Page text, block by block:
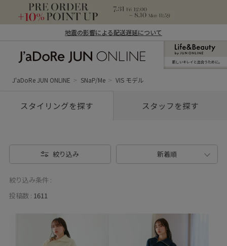
地震の影響による配送遅延について
ン オンライン）
新しいキレイと出合うために。
J'aDoRe JUN ONLINE SNaP/Me VIS モデル
スタイリングを探す スタッフを探す
絞り込み 新着順
絞り込み条件 :
投稿数 : 1611